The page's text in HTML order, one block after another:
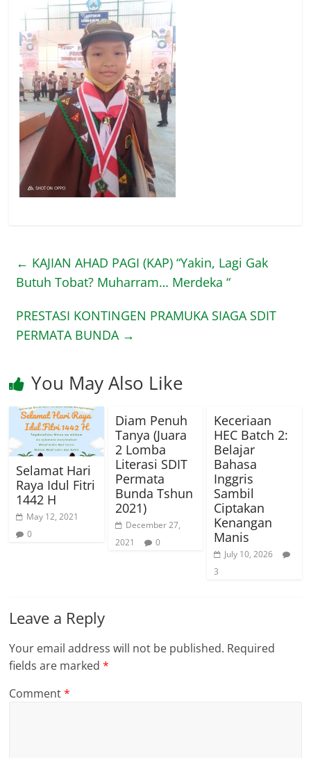
← KAJIAN AHAD PAGI (KAP) “Yakin, Lagi Gak
Butuh Tobat? Muharram… Merdeka “
PRESTASI KONTINGEN PRAMUKA SIAGA SDIT
PERMATA BUNDA →
You May Also Like
Selamat Hari
Raya Idul Fitri
1442 H
May 12, 2021
0
Diam Penuh
Tanya (Juara
2 Lomba
Literasi SDIT
Permata
Bunda Tshun
2021)
December 27,
2021
0
Keceriaan
HEC Batch 2:
Belajar
Bahasa
Inggris
Sambil
Ciptakan
Kenangan
Manis
July 10, 2026
3
Leave a Reply
Your email address will not be published. Required
fields are marked*
Comment*